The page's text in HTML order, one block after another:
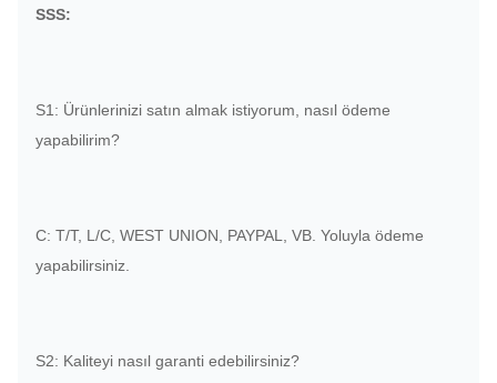
SSS:
S1: Ürünlerinizi satın almak istiyorum, nasıl ödeme
yapabilirim?
C: T/T, L/C, WEST UNION, PAYPAL, VB. Yoluyla ödeme
yapabilirsiniz.
S2: Kaliteyi nasıl garanti edebilirsiniz?